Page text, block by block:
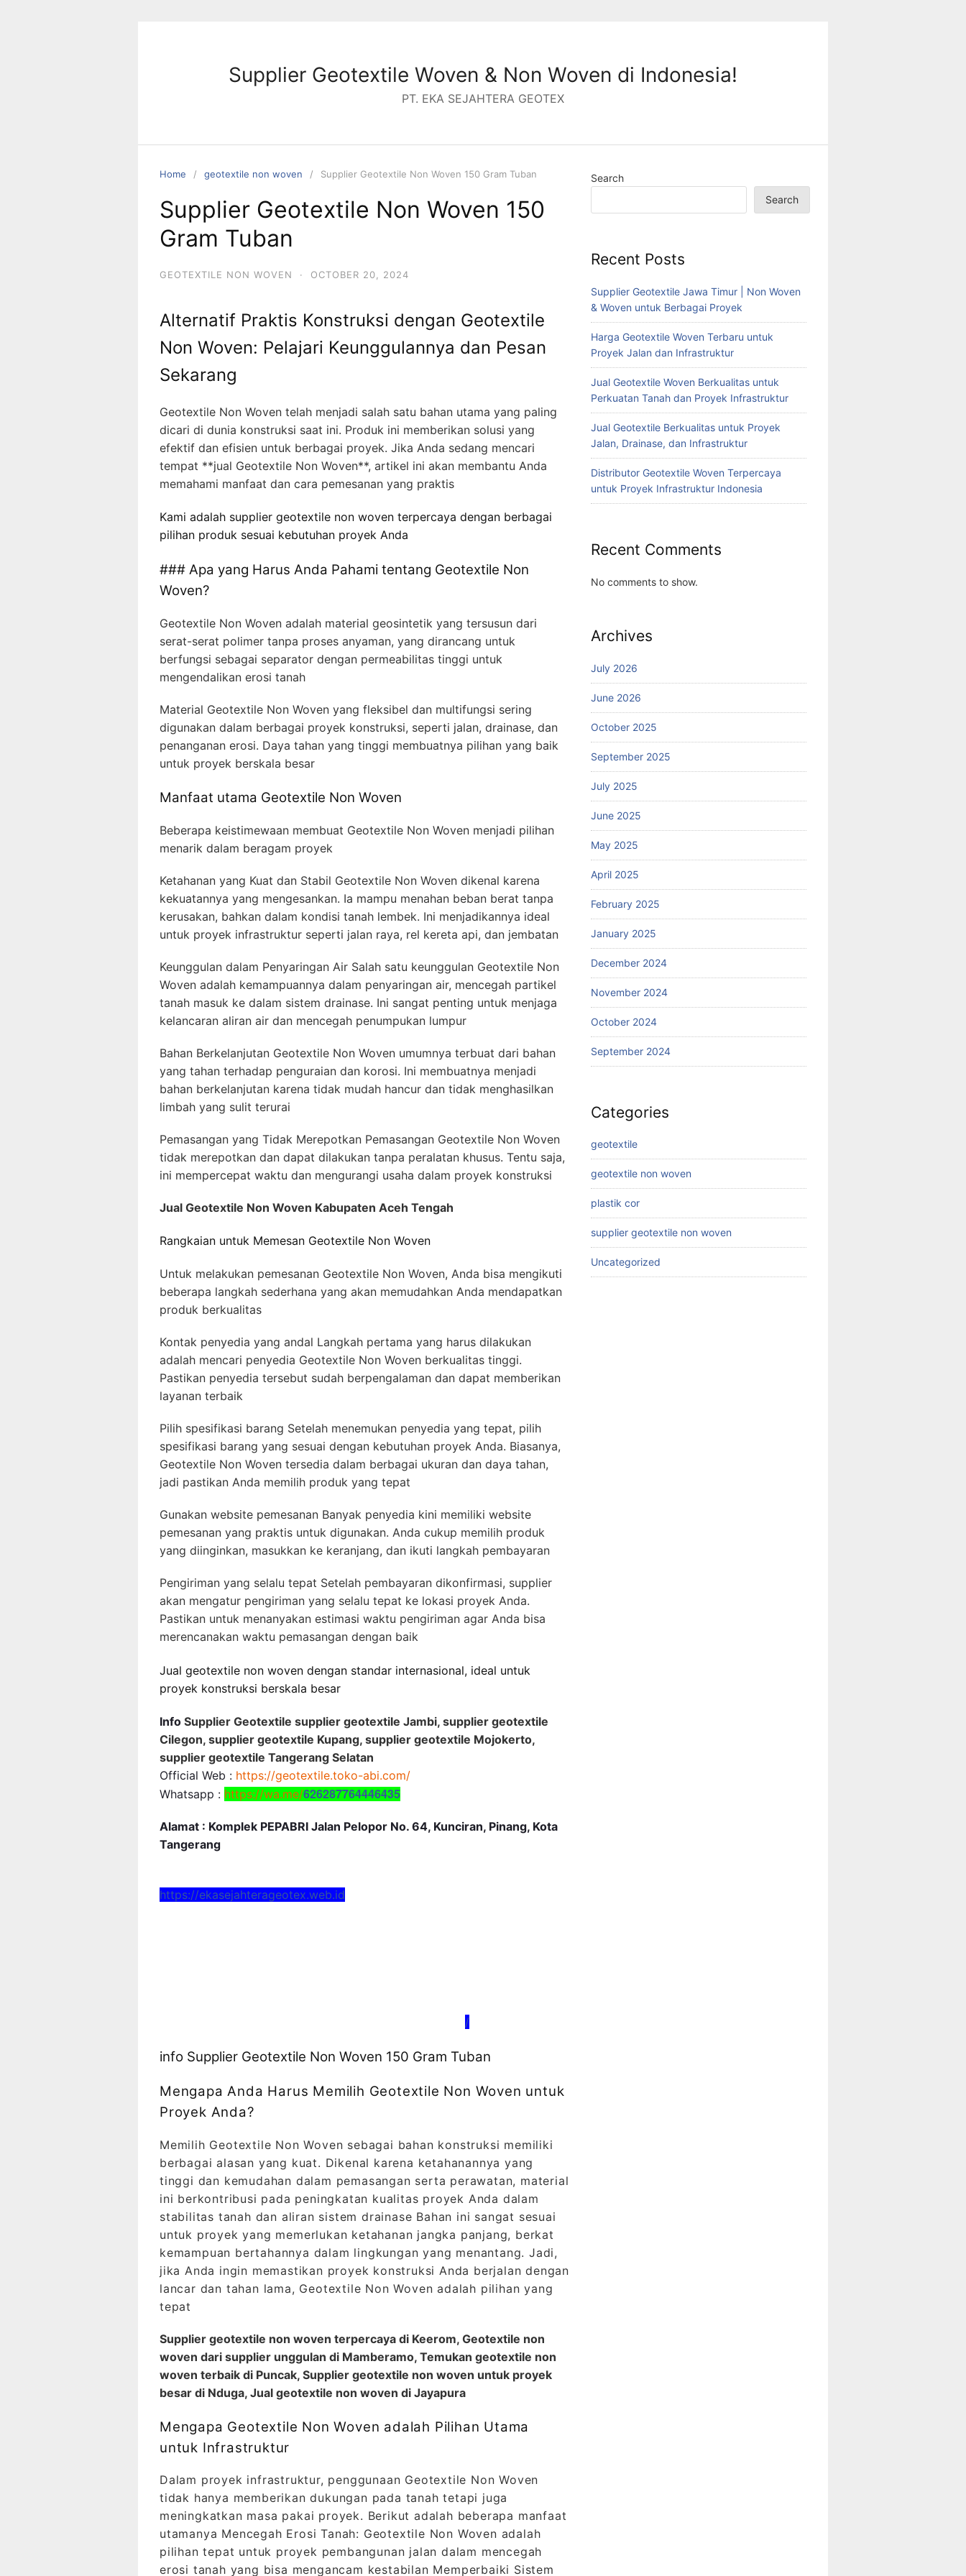
Supplier Geotextile Woven & Non Woven di Indonesia!
PT. EKA SEJAHTERA GEOTEX
Home geotextile non woven Supplier Geotextile Non Woven 150 Gram Tuban
Supplier Geotextile Non Woven 150
Gram Tuban
GEOTEXTILE NON WOVEN · OCTOBER 20, 2024
Alternatif Praktis Konstruksi dengan Geotextile
Non Woven: Pelajari Keunggulannya dan Pesan
Sekarang
Geotextile Non Woven telah menjadi salah satu bahan utama yang paling
dicari di dunia konstruksi saat ini. Produk ini memberikan solusi yang
efektif dan efisien untuk berbagai proyek. Jika Anda sedang mencari
tempat **jual Geotextile Non Woven**, artikel ini akan membantu Anda
memahami manfaat dan cara pemesanan yang praktis
Kami adalah supplier geotextile non woven terpercaya dengan berbagai
pilihan produk sesuai kebutuhan proyek Anda
### Apa yang Harus Anda Pahami tentang Geotextile Non
Woven?
Geotextile Non Woven adalah material geosintetik yang tersusun dari
serat-serat polimer tanpa proses anyaman, yang dirancang untuk
berfungsi sebagai separator dengan permeabilitas tinggi untuk
mengendalikan erosi tanah
Material Geotextile Non Woven yang fleksibel dan multifungsi sering
digunakan dalam berbagai proyek konstruksi, seperti jalan, drainase, dan
penanganan erosi. Daya tahan yang tinggi membuatnya pilihan yang baik
untuk proyek berskala besar
Manfaat utama Geotextile Non Woven
Beberapa keistimewaan membuat Geotextile Non Woven menjadi pilihan
menarik dalam beragam proyek
Ketahanan yang Kuat dan Stabil Geotextile Non Woven dikenal karena
kekuatannya yang mengesankan. Ia mampu menahan beban berat tanpa
kerusakan, bahkan dalam kondisi tanah lembek. Ini menjadikannya ideal
untuk proyek infrastruktur seperti jalan raya, rel kereta api, dan jembatan
Keunggulan dalam Penyaringan Air Salah satu keunggulan Geotextile Non
Woven adalah kemampuannya dalam penyaringan air, mencegah partikel
tanah masuk ke dalam sistem drainase. Ini sangat penting untuk menjaga
kelancaran aliran air dan mencegah penumpukan lumpur
Bahan Berkelanjutan Geotextile Non Woven umumnya terbuat dari bahan
yang tahan terhadap penguraian dan korosi. Ini membuatnya menjadi
bahan berkelanjutan karena tidak mudah hancur dan tidak menghasilkan
limbah yang sulit terurai
Pemasangan yang Tidak Merepotkan Pemasangan Geotextile Non Woven
tidak merepotkan dan dapat dilakukan tanpa peralatan khusus. Tentu saja,
ini mempercepat waktu dan mengurangi usaha dalam proyek konstruksi
Jual Geotextile Non Woven Kabupaten Aceh Tengah
Rangkaian untuk Memesan Geotextile Non Woven
Untuk melakukan pemesanan Geotextile Non Woven, Anda bisa mengikuti
beberapa langkah sederhana yang akan memudahkan Anda mendapatkan
produk berkualitas
Kontak penyedia yang andal Langkah pertama yang harus dilakukan
adalah mencari penyedia Geotextile Non Woven berkualitas tinggi.
Pastikan penyedia tersebut sudah berpengalaman dan dapat memberikan
layanan terbaik
Pilih spesifikasi barang Setelah menemukan penyedia yang tepat, pilih
spesifikasi barang yang sesuai dengan kebutuhan proyek Anda. Biasanya,
Geotextile Non Woven tersedia dalam berbagai ukuran dan daya tahan,
jadi pastikan Anda memilih produk yang tepat
Gunakan website pemesanan Banyak penyedia kini memiliki website
pemesanan yang praktis untuk digunakan. Anda cukup memilih produk
yang diinginkan, masukkan ke keranjang, dan ikuti langkah pembayaran
Pengiriman yang selalu tepat Setelah pembayaran dikonfirmasi, supplier
akan mengatur pengiriman yang selalu tepat ke lokasi proyek Anda.
Pastikan untuk menanyakan estimasi waktu pengiriman agar Anda bisa
merencanakan waktu pemasangan dengan baik
Jual geotextile non woven dengan standar internasional, ideal untuk
proyek konstruksi berskala besar
Info Supplier Geotextile supplier geotextile Jambi, supplier geotextile
Cilegon, supplier geotextile Kupang, supplier geotextile Mojokerto,
supplier geotextile Tangerang Selatan
Official Web : https://geotextile.toko-abi.com/
Whatsapp : https://wa.me/626287764446435
Alamat : Komplek PEPABRI Jalan Pelopor No. 64, Kunciran, Pinang, Kota
Tangerang
https://ekasejahterageotex.web.id
/
info Supplier Geotextile Non Woven 150 Gram Tuban
Mengapa Anda Harus Memilih Geotextile Non Woven untuk
Proyek Anda?
Memilih Geotextile Non Woven sebagai bahan konstruksi memiliki
berbagai alasan yang kuat. Dikenal karena ketahanannya yang
tinggi dan kemudahan dalam pemasangan serta perawatan, material
ini berkontribusi pada peningkatan kualitas proyek Anda dalam
stabilitas tanah dan aliran sistem drainase Bahan ini sangat sesuai
untuk proyek yang memerlukan ketahanan jangka panjang, berkat
kemampuan bertahannya dalam lingkungan yang menantang. Jadi,
jika Anda ingin memastikan proyek konstruksi Anda berjalan dengan
lancar dan tahan lama, Geotextile Non Woven adalah pilihan yang
tepat
Supplier geotextile non woven terpercaya di Keerom, Geotextile non
woven dari supplier unggulan di Mamberamo, Temukan geotextile non
woven terbaik di Puncak, Supplier geotextile non woven untuk proyek
besar di Nduga, Jual geotextile non woven di Jayapura
Mengapa Geotextile Non Woven adalah Pilihan Utama
untuk Infrastruktur
Dalam proyek infrastruktur, penggunaan Geotextile Non Woven
tidak hanya memberikan dukungan pada tanah tetapi juga
meningkatkan masa pakai proyek. Berikut adalah beberapa manfaat
utamanya Mencegah Erosi Tanah: Geotextile Non Woven adalah
pilihan tepat untuk proyek pembangunan jalan dalam mencegah
erosi tanah yang bisa mengancam kestabilan Memperbaiki Sistem
Search
Search
Recent Posts
Supplier Geotextile Jawa Timur | Non Woven
& Woven untuk Berbagai Proyek
Harga Geotextile Woven Terbaru untuk
Proyek Jalan dan Infrastruktur
Jual Geotextile Woven Berkualitas untuk
Perkuatan Tanah dan Proyek Infrastruktur
Jual Geotextile Berkualitas untuk Proyek
Jalan, Drainase, dan Infrastruktur
Distributor Geotextile Woven Terpercaya
untuk Proyek Infrastruktur Indonesia
Recent Comments
No comments to show.
Archives
July 2026
June 2026
October 2025
September 2025
July 2025
June 2025
May 2025
April 2025
February 2025
January 2025
December 2024
November 2024
October 2024
September 2024
Categories
geotextile
geotextile non woven
plastik cor
supplier geotextile non woven
Uncategorized